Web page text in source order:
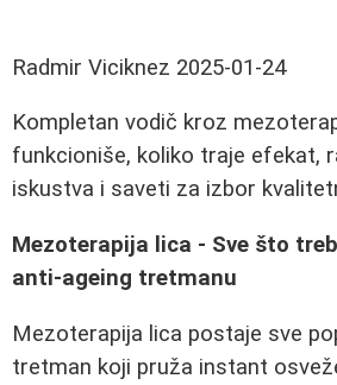
Radmir Viciknez 2025-01-24
Kompletan vodič kroz
funkcioniše, koliko traje efekat,
iskustva i saveti za izbor
Mezoterapija lica - Sve što
anti-ageing tretmanu
Mezoterapija lica postaje sve
tretman koji pruža instant